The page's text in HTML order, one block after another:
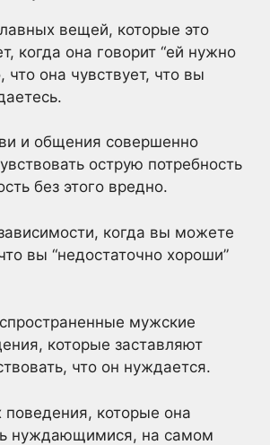
вещей, которые это
когда она говорит “ей нужно
что она чувствует, что вы
и общения совершенно
острую потребность
без этого вредно.
когда вы можете
вы “недостаточно хороши”
мужские
которые заставляют
что он нуждается.
которые она
нуждающимися, на самом